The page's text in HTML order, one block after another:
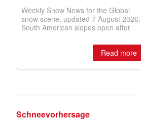
Schneevorhersage